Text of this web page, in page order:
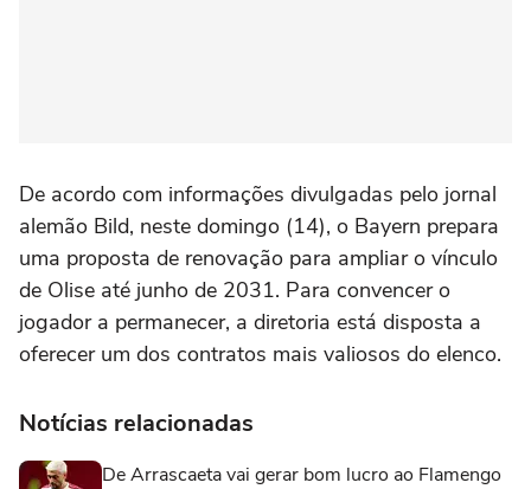
De acordo com informações divulgadas pelo jornal
alemão Bild, neste domingo (14), o Bayern prepara
uma proposta de renovação para ampliar o vínculo
de Olise até junho de 2031. Para convencer o
jogador a permanecer, a diretoria está disposta a
oferecer um dos contratos mais valiosos do elenco.
Notícias relacionadas
De Arrascaeta vai gerar bom lucro ao Flamengo